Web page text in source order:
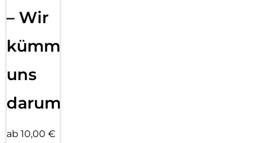
– Wir
kümmern
uns
darum!
ab 10,00 €